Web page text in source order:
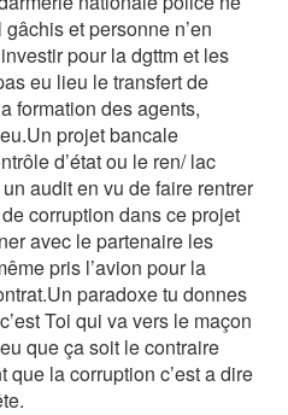
et personne n’en
pour la dgttm et les
eu lieu le transfert de
formation des agents,
projet bancale
d’état ou le ren/ lac
audit en vu de faire rentrer
corruption dans ce projet
avec le partenaire les
pris l’avion pour la
paradoxe tu donnes
Toi qui va vers le maçon
que ça soit le contraire
que la corruption c’est a dire